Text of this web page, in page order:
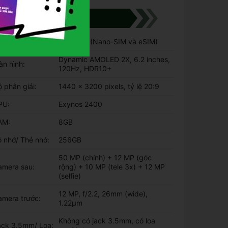
THÔNG SỐ KỸ THUẬT
SIM: Dual SIM (Nano-SIM và eSIM)
hình:
Dynamic AMOLED 2X, 6.2 inches,
120Hz, HDR10+
phân giải: 1440 x 3200 pixels, tỷ lệ 20:9
Exynos 2400
8GB
nhớ/ Thẻ nhớ: 256GB
sau:
50 MP (chính) + 12 MP (góc
rộng) + 10 MP (tele 3x) + 12 MP
(selfie)
trước:
12 MP, f/2.2, 26mm (wide),
1.22µm
3.5mm/ Loa:
Không có jack 3.5mm, có loa